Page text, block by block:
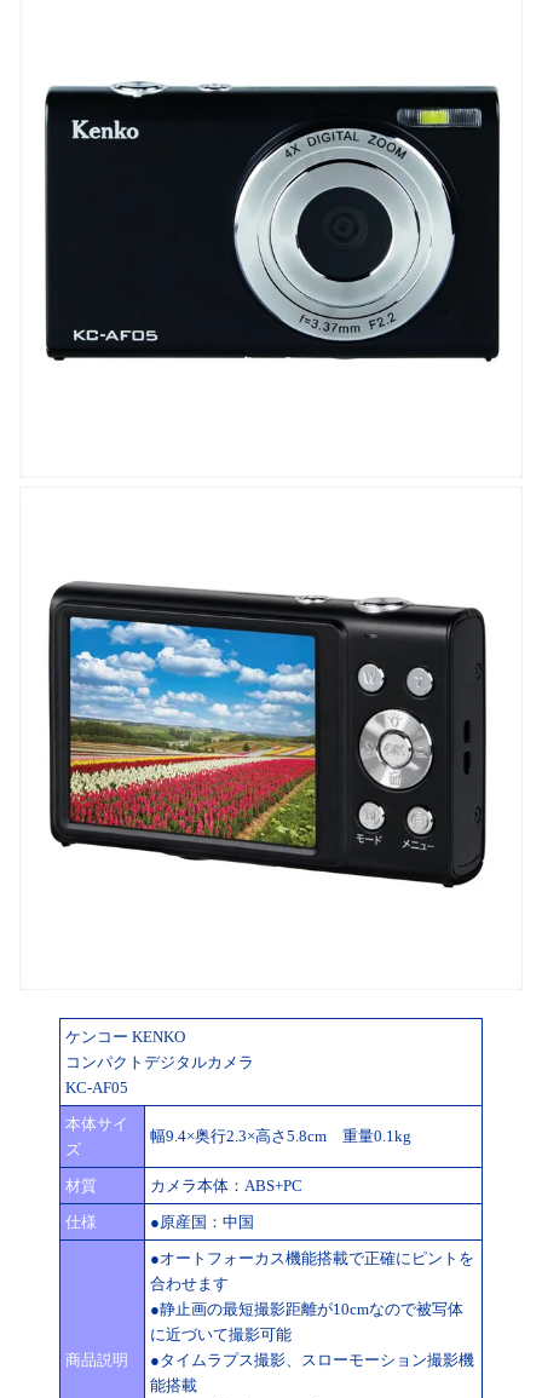
ケンコー KENKO
コンパクトデジタルカメラ
KC-AF05
本体サイ
ズ
幅9.4×奥行2.3×高さ5.8cm 重量0.1kg
材質
カメラ本体：ABS+PC
仕様
●原産国：中国
商品説明
●オートフォーカス機能搭載で正確にピントを
合わせます
●静止画の最短撮影距離が10cmなので被写体
に近づいて撮影可能
●タイムラプス撮影、スローモーション撮影機
能搭載